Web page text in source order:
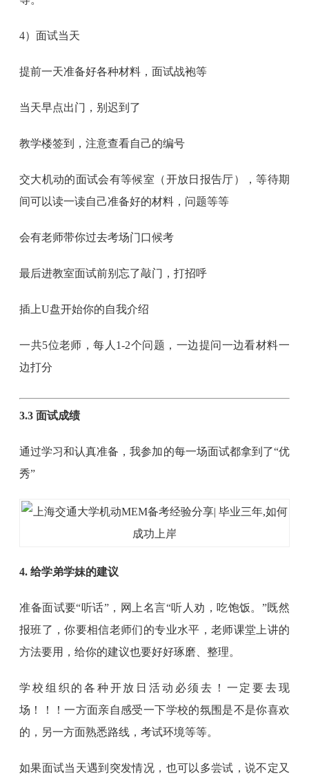
4）面试当天
提前一天准备好各种材料，面试战袍等
当天早点出门，别迟到了
教学楼签到，注意查看自己的编号
交大机动的面试会有等候室（开放日报告厅），等待期
间可以读一读自己准备好的材料，问题等等
会有老师带你过去考场门口候考
最后进教室面试前别忘了敲门，打招呼
插上U盘开始你的自我介绍
一共5位老师，每人1-2个问题，一边提问一边看材料一
边打分
3.3 面试成绩
通过学习和认真准备，我参加的每一场面试都拿到了“优
秀”
4. 给学弟学妹的建议
准备面试要“听话”，网上名言“听人劝，吃饱饭。”既然
报班了，你要相信老师们的专业水平，老师课堂上讲的
方法要用，给你的建议也要好好琢磨、整理。
学校组织的各种开放日活动必须去！一定要去现
场！！！一方面亲自感受一下学校的氛围是不是你喜欢
的，另一方面熟悉路线，考试环境等等。
如果面试当天遇到突发情况，也可以多尝试，说不定又